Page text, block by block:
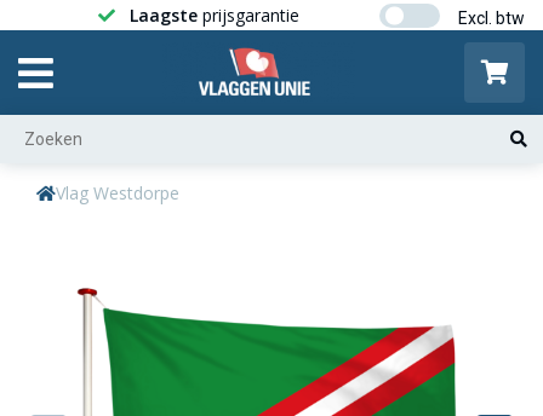
Laagste prijsgarantie Gratis
Vlag Westdorpe